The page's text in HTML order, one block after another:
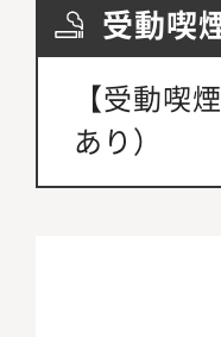
受動喫
【受動喫
あり）